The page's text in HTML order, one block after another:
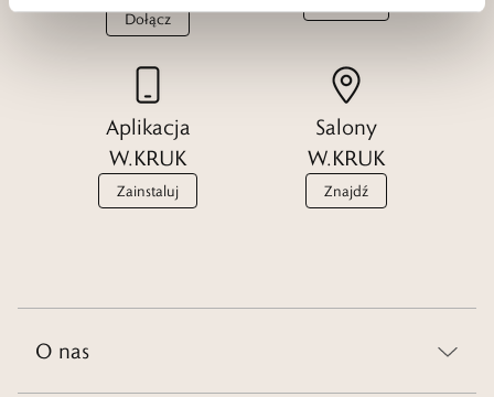
Dołącz
Aplikacja
W.KRUK
Zainstaluj
Salony
W.KRUK
Znajdź
O nas